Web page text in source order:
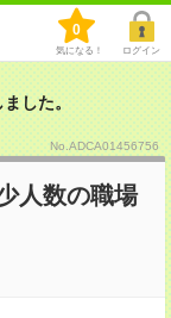
0
気になる！ ログイン
した。
No.ADCA01456756
人数の職場